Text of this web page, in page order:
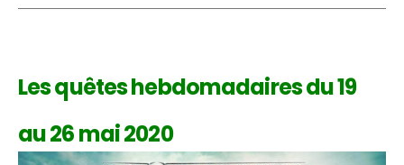
Les quêtes hebdomadaires du 19
au 26 mai 2020
Flipboard
Reddit
Pinterest